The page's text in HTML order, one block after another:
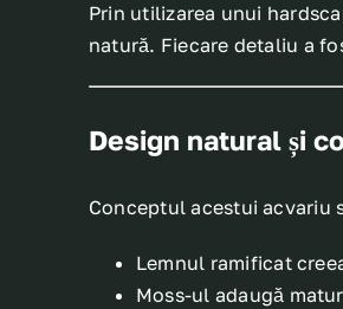
Prin utilizarea unui
natură. Fiecare detaliu a
Design natural și
Conceptul acestui acvariu
Lemnul ramificat
Moss-ul adaugă